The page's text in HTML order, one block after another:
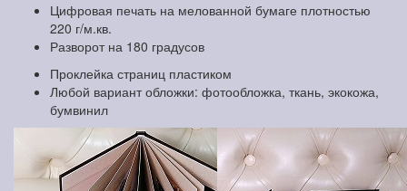
Цифровая печать на мелованной бумаге плотностью
220 г/м.кв.
Разворот на 180 градусов
Проклейка страниц пластиком
Любой вариант обложки: фотообложка, ткань, экокожа,
бумвинил